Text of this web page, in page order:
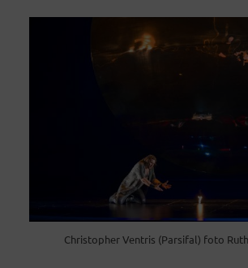
Christopher Ventris (Parsifal) foto